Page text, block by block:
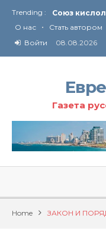
Trending :
Технология
От Ирана до
О нас • Стать автором
Войти
08.08.2026
Газета
Home ЗАКОН И